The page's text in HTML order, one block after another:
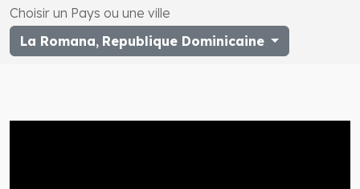
Choisir un Pays ou une ville
La Romana, Republique Dominicaine